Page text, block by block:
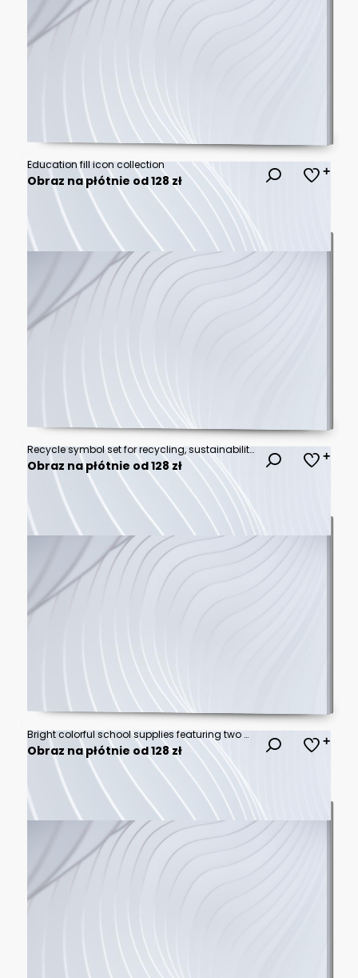
Education fill icon collection
Obraz na płótnie od 128 zł
Recycle symbol set for recycling, sustainability and environmental protection
Obraz na płótnie od 128 zł
Bright colorful school supplies featuring two backpacks surrounded by various stationery items on a flat background
Obraz na płótnie od 128 zł